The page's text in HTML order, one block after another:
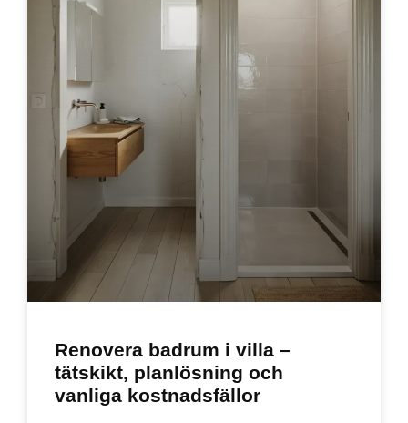
Renovera badrum i villa –
tätskikt, planlösning och
vanliga kostnadsfällor